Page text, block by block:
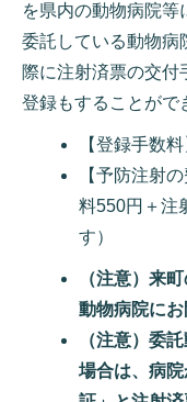
を県内の動物病院等
委託している動物病
際に注射済票の交付
登録もすることがで
【登録手数
【予防注射
料550円＋注
す）
（注意）来
動物病院にお
（注意）委
場合は、病